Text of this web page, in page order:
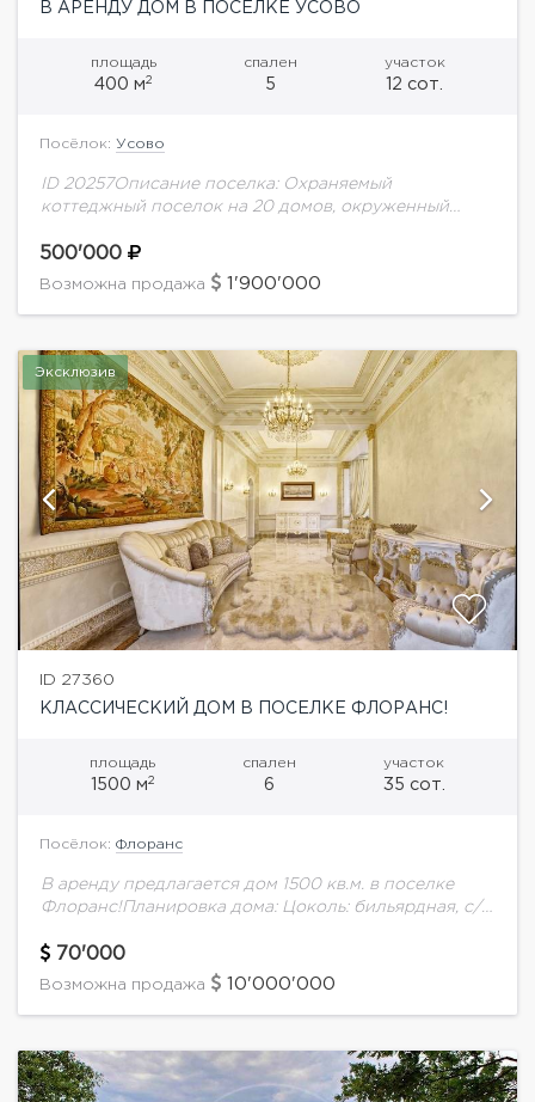
В АРЕНДУ ДОМ В ПОСЕЛКЕ УСОВО
площадь
400 м2
спален
5
участок
12 сот.
Посёлок: Усово
ID 20257Описание поселка: Охраняемый
коттеджный поселок на 20 домов, окруженный
развитой инфраструктуры: ресторанов, магазинов,
общеобразовательных учреждений, рядом с
500'000
Возможна продажа 1'900'000
Эксклюзив
ID 27360
КЛАССИЧЕСКИЙ ДОМ В ПОСЕЛКЕ ФЛОРАНС!
площадь
1500 м2
спален
6
участок
35 сот.
Посёлок: Флоранс
В аренду предлагается дом 1500 кв.м. в поселке
Флоранс!Планировка дома: Цоколь: бильярдная, с/у,
винная комната, бассейн 40 м, финская сауна и
мини спортзал.Оборудование...
70'000
Возможна продажа 10'000'000